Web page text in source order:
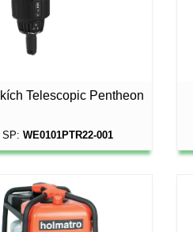
Telescopic Pentheon
SP:WE0101PTR22-001